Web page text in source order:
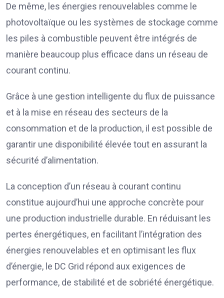
De même, les énergies renouvelables comme le
photovoltaïque ou les systèmes de stockage comme
les piles à combustible peuvent être intégrés de
manière beaucoup plus efficace dans un réseau de
courant continu.
Grâce à une gestion intelligente du flux de puissance
et à la mise en réseau des secteurs de la
consommation et de la production, il est possible de
garantir une disponibilité élevée tout en assurant la
sécurité d’alimentation.
La conception d’un réseau à courant continu
constitue aujourd’hui une approche concrète pour
une production industrielle durable. En réduisant les
pertes énergétiques, en facilitant l’intégration des
énergies renouvelables et en optimisant les flux
d’énergie, le DC Grid répond aux exigences de
performance, de stabilité et de sobriété énergétique.